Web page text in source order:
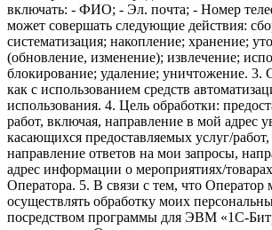
включать: - ФИО; - Эл. почта; - Номер
может совершать следующие действия:
систематизация; накопление; хранение;
(обновление, изменение); извлечение;
блокирование; удаление; уничтожение. 3.
как с использованием средств
использования. 4. Цель обработки:
работ, включая, направление в мой адрес
касающихся предоставляемых услуг/
направление ответов на мои запросы,
адрес информации о мероприятиях/
Оператора. 5. В связи с тем, что Оператор
осуществлять обработку моих
посредством программы для ЭВМ «1С-